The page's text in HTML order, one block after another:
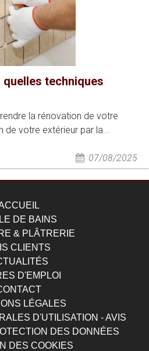
techniques
la rénovation de votre
de votre extérieur par la...
07/08/2025
DE BAINS
& PLÂTRERIE
CLIENTS
D'EMPLOI
LÉGALES
D'UTILISATION - AVIS
DES DONNÉES
DES COOKIES